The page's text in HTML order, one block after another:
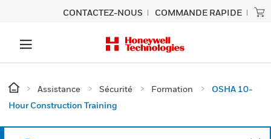
CONTACTEZ-NOUS COMMANDE RAPIDE
Assistance Sécurité Formation
OSHA 10-
Hour Construction Training